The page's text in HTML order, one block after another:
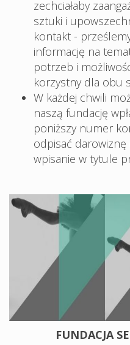
zechciałaby
sztuki i
kontakt -
informację na
potrzeb i
korzystny dla obu
W każdej chwili
naszą fundację
poniższy numer
odpisać
wpisanie w tytule
FUNDACJA